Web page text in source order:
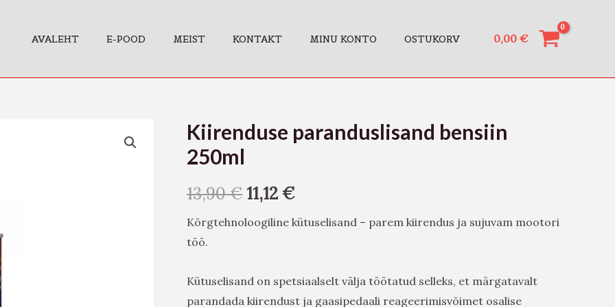
AVALEHT E-POOD MEIST KONTAKT MINU KONTO OSTUKORV 0,00 €
Kiirenduse paranduslisand bensiin
250ml
13,90€11,12€
Kõrgtehnoloogiline kütuselisand – parem kiirendus ja sujuvam mootori
töö.
Kütuselisand on spetsiaalselt välja töötatud selleks, et märgatavalt
parandada kiirendust ja gaasipedaali reageerimisvõimet osalise
Kiirenduse
paranduslisand
bensiin
250ml